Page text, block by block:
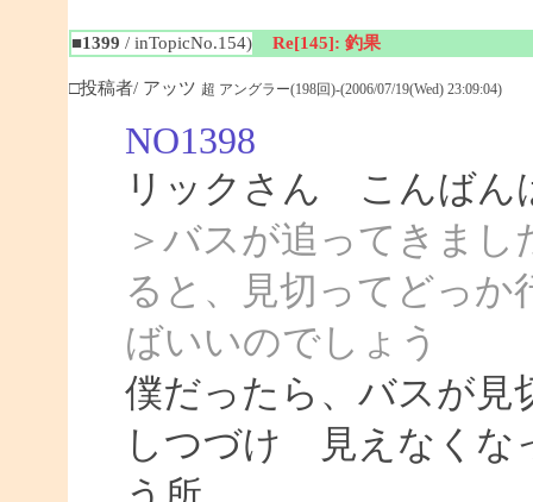
■1399 / inTopicNo.154) Re[145]: 釣果
□投稿者/ アッツ 超 アングラー(198回)-(2006/07/19(Wed) 23:09:04)
NO1398
リックさん こんばん
＞バスが追ってきま
ると、見切ってどっか
ばいいのでしょう
僕だったら、バスが見
しつづけ 見えなくな